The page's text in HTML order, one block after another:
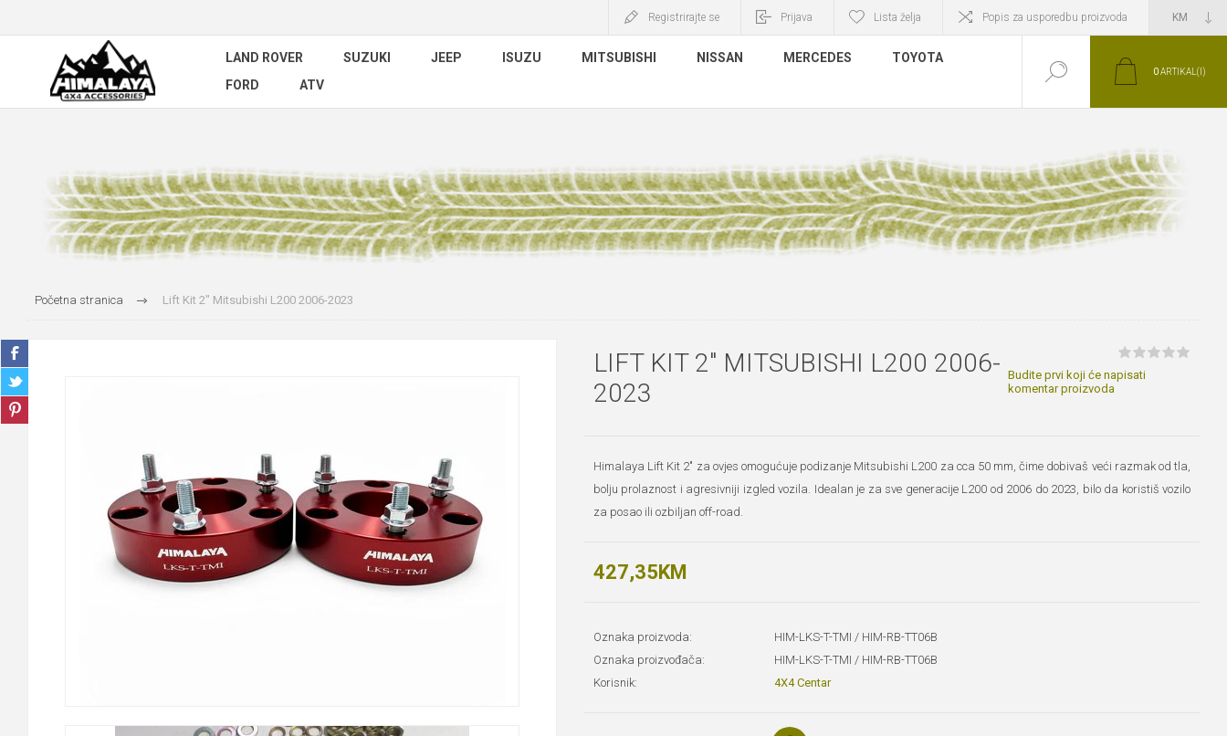
Registrirajte se Prijava Lista želja Popis za usporedbu proizvoda
LAND ROVER SUZUKI JEEP ISUZU MITSUBISHI NISSAN MERCEDES
TOYOTA
FORD
ATV
0ARTIKAL(I)
Početna stranica Lift Kit 2" Mitsubishi L200 2006-2023
LIFT KIT 2" MITSUBISHI L200 2006-
2023
Budite prvi koji će napisati
komentar proizvoda
Himalaya Lift Kit 2" za ovjes omogućuje podizanje Mitsubishi L200 za cca 50 mm, čime dobivaš veći razmak od tla,
bolju prolaznost i agresivniji izgled vozila. Idealan je za sve generacije L200 od 2006 do 2023, bilo da koristiš vozilo
za posao ili ozbiljan off-road.
427,35KM
Oznaka proizvoda:
HIM-LKS-T-TMI / HIM-RB-TT06B
Oznaka proizvođača:
HIM-LKS-T-TMI / HIM-RB-TT06B
Korisnik:
4X4 Centar